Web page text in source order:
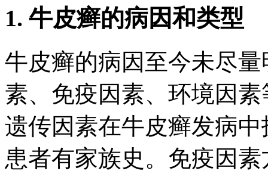
1. 牛皮癣的病因和类型
牛皮癣的病因至今未尽
素、免疫因素、环境因
遗传因素在牛皮癣发病
患者有家族史。免疫因